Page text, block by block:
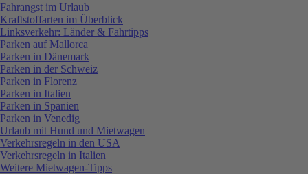
Fahrangst im Urlaub
Kraftstoffarten im Überblick
Linksverkehr: Länder & Fahrtipps
Parken auf Mallorca
Parken in Dänemark
Parken in der Schweiz
Parken in Florenz
Parken in Italien
Parken in Spanien
Parken in Venedig
Urlaub mit Hund und Mietwagen
Verkehrsregeln in den USA
Verkehrsregeln in Italien
Weitere Mietwagen-Tipps